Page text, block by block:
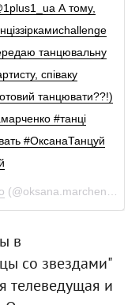
А тому,
танцювальну
співаку
танцювати??!)
#танці
#ОксанаТанцуй
(@oksana.marchenko.official)
в
со звездами"
телеведущая и